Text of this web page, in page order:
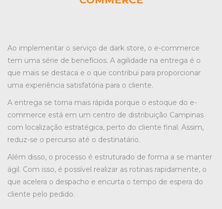
Ao implementar o serviço de dark store, o e-commerce
tem uma série de benefícios. A agilidade na entrega é o
que mais se destaca e o que contribui para proporcionar
uma experiência satisfatória para o cliente.
A entrega se torna mais rápida porque o estoque do e-
commerce está em um centro de distribuição Campinas
com localização estratégica, perto do cliente final. Assim,
reduz-se o percurso até o destinatário.
Além disso, o processo é estruturado de forma a se manter
ágil. Com isso, é possível realizar as rotinas rapidamente, o
que acelera o despacho e encurta o tempo de espera do
cliente pelo pedido.